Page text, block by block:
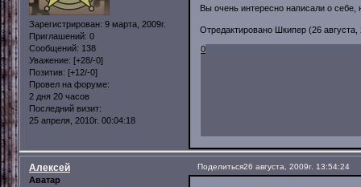
Зарегистрирован: 9 марта, 2009г.
Приглашений: 0
Сообщений: 138
Уважение: [+28/-0]
Позитив: [+12/-0]
Провел на форуме:
2 дня 20 часов
Последний визит:
25 апреля, 2010г. 00:04:18
Вы очень интересно написали о
Отредактировано Шкипер (26 августа,
0
Поделиться26 августа, 2009г. 13:54:24
Алексей
Аватар